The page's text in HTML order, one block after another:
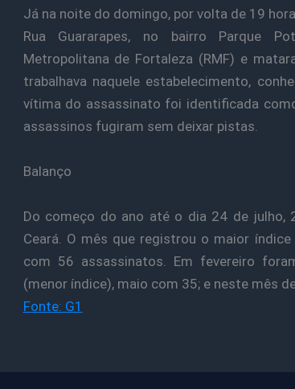
Já na noite do domingo, por volta de 19
Rua Guararapes, no bairro Parque
Metropolitana de Fortaleza (RMF) e
trabalhava naquele estabelecimento,
vítima do assassinato foi identificada
assassinos fugiram sem deixar pistas.
Balanço
Do começo do ano até o dia 24 de julho,
Ceará. O mês que registrou o maior
com 56 assassinatos. Em fevereiro
(menor índice), maio com 35; e neste mês
Fonte: G1